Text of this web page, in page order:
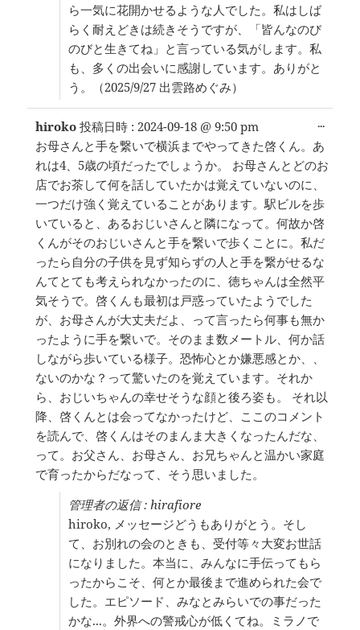
ら一気に花開かせるような人でした。私はしば
らく耐えどきは続きそうですが、「皆んなのび
のびと生きてね」と言っている気がします。私
も、多くの出会いに感謝しています。ありがと
う。（2025/9/27 出雲路めぐみ）
hiroko投稿日時 : 2024-09-18 @ 9:50 pm
お母さんと手を繋いで横浜までやってきた啓くん。あ
れは4、5歳の頃だったでしょうか。 お母さんとどのお
店でお茶して何を話していたかは覚えていないのに、
一つだけ強く覚えていることがあります。駅ビルを歩
いていると、あるおじいさんと隣になって。何故か啓
くんがそのおじいさんと手を繋いで歩くことに。私だ
ったら自分の子供を見ず知らずの人と手を繋がせるな
んてとても考えられなかったのに、徳ちゃんは全然平
気そうで。啓くんも最初は戸惑っていたようでした
が、お母さんが大丈夫だよ、って言ったら何事も無か
ったように手を繋いで。そのまま数メートル、何か話
しながら歩いている様子。恐怖心とか嫌悪感とか、、
ないのかな？って驚いたのを覚えています。それか
ら、おじいちゃんの幸せそうな顔と後ろ姿も。 それ以
降、啓くんとは会ってなかったけど、ここのコメント
を読んで、啓くんはそのまんま大きくなったんだな、
って。お父さん、お母さん、お兄ちゃんと温かい家庭
で育ったからだなって、そう思いました。
管理者の返信 : hirafiore
hiroko, メッセージどうもありがとう。そし
て、お別れの会のときも、受付等々大変お世話
になりました。本当に、みんなに手伝ってもら
ったからこそ、何とか最後まで進められた会で
した。エピソード、みなとみらいでの事だった
かな...。外界への警戒心が低くてね。ミラノで
...こ
メ
タ
ク
ス
を
切
替